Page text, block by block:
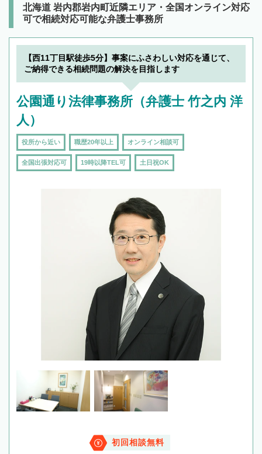
北海道 岩内郡岩内町近隣エリア・全国オンライン対応
可で相続対応可能な弁護士事務所
【西11丁目駅徒歩5分】事案にふさわしい対応を通じて、
ご納得できる相続問題の解決を目指します
公園通り法律事務所（弁護士 竹之内 洋
人）
役所から近い 職歴20年以上 オンライン相談可
全国出張対応可 19時以降TEL可 土日祝OK
初回相談無料